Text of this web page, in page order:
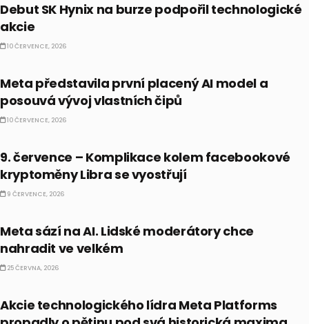
Debut SK Hynix na burze podpořil technologické
akcie
10 ČERVENCE, 2026
Meta představila první placený AI model a
posouvá vývoj vlastních čipů
10 ČERVENCE, 2026
9. července – Komplikace kolem facebookové
kryptoměny Libra se vyostřují
9 ČERVENCE, 2026
Meta sází na AI. Lidské moderátory chce
nahradit ve velkém
25 ČERVNA, 2026
Akcie technologického lídra Meta Platforms